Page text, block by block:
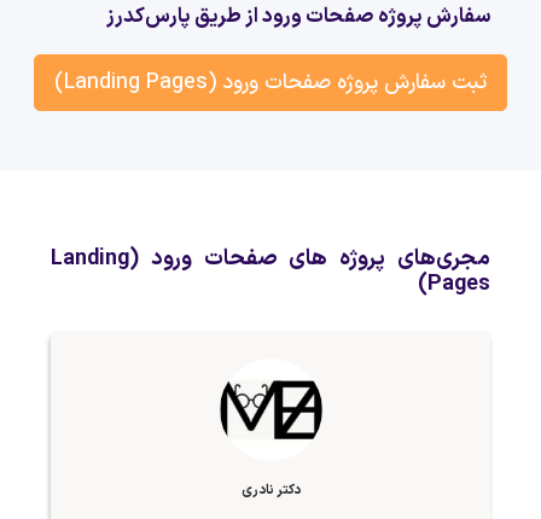
سفارش پروژه صفحات ورود از طریق پارس‌کدرز
ثبت سفارش پروژه صفحات ورود (Landing Pages)
مجری‌های پروژه های صفحات ورود (Landing
Pages)
دکتر نادری